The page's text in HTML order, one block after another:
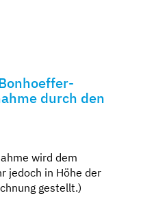
durch den
wird dem
jedoch in Höhe der
gestellt.)